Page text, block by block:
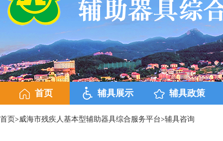
首页 辅具展示 辅具政策
首页>威海市残疾人基本型辅助器具综合服务平台>辅具咨询